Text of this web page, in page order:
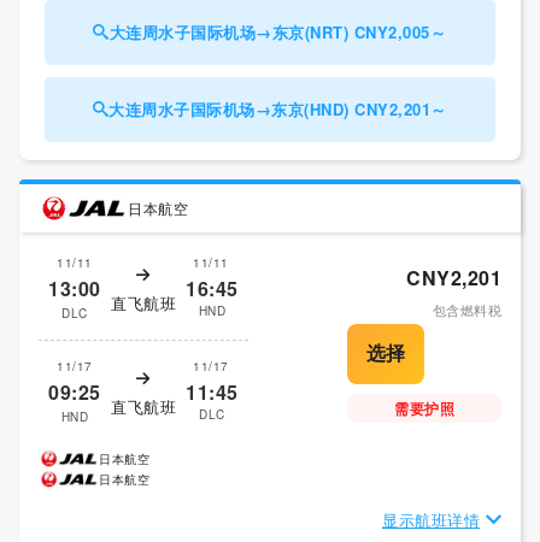
大连周水子国际机场→东京(NRT) CNY2,005～
大连周水子国际机场→东京(HND) CNY2,201～
日本航空
11/11
13:00
DLC 直飞航班
11/11
16:45
HND
11/17
09:25
HND 直飞航班
11/17
11:45
DLC
CNY2,201
包含燃料税
需要护照
日本航空
日本航空
显示航班详情